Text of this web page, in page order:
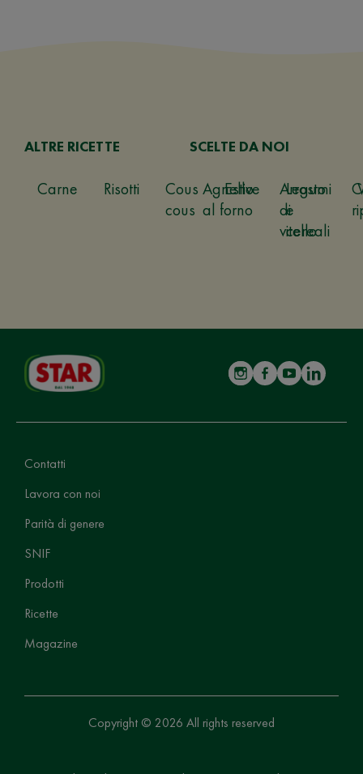
ALTRE RICETTE
Carne Risotti
Cous
cous
Estive
Legumi
e
cereali
SCELTE DA NOI
Agnello
al forno
Arrosto
di
vitello
Contatti
Lavora con noi
Parità di genere
SNIF
Prodotti
Ricette
Magazine
Copyright © 2026 All rights reserved